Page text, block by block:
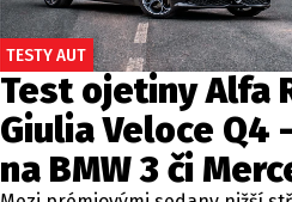
TESTY AUT
Test ojetiny Alfa
Giulia Veloce Q4
na BMW 3 či